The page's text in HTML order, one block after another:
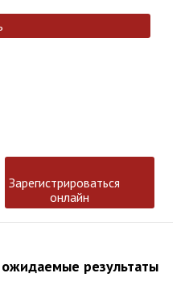
Зарегистрироваться
онлайн
результаты